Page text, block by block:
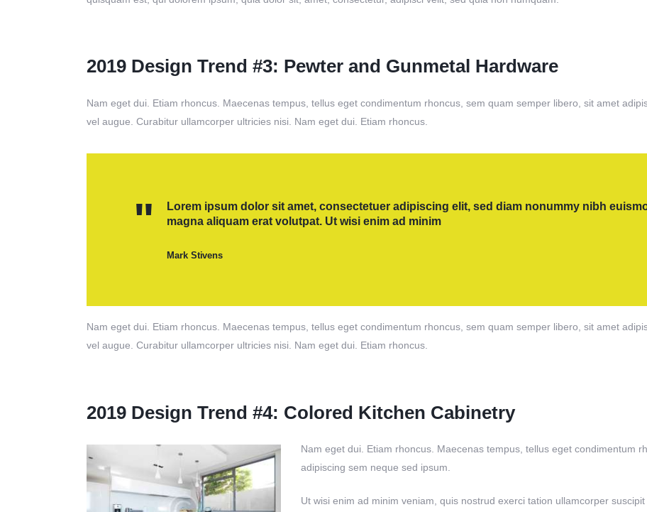
2019 Design Trend #3: Pewter and Gunmetal Hardware
Nam eget dui. Etiam rhoncus. Maecenas tempus, tellus eget condimentum rhoncus, sem quam semper libero, sit amet
vel augue. Curabitur ullamcorper ultricies nisi. Nam eget dui. Etiam rhoncus.
Lorem ipsum dolor sit amet, consectetuer adipiscing elit, sed diam nonummy nibh
magna aliquam erat volutpat. Ut wisi enim ad minim
Mark Stivens
Nam eget dui. Etiam rhoncus. Maecenas tempus, tellus eget condimentum rhoncus, sem quam semper libero, sit amet
vel augue. Curabitur ullamcorper ultricies nisi. Nam eget dui. Etiam rhoncus.
2019 Design Trend #4: Colored Kitchen Cabinetry
Nam eget dui. Etiam rhoncus. Maecenas tempus, tellus eget condimentum
adipiscing sem neque sed ipsum.
Ut wisi enim ad minim veniam, quis nostrud exerci tation ullamcorper